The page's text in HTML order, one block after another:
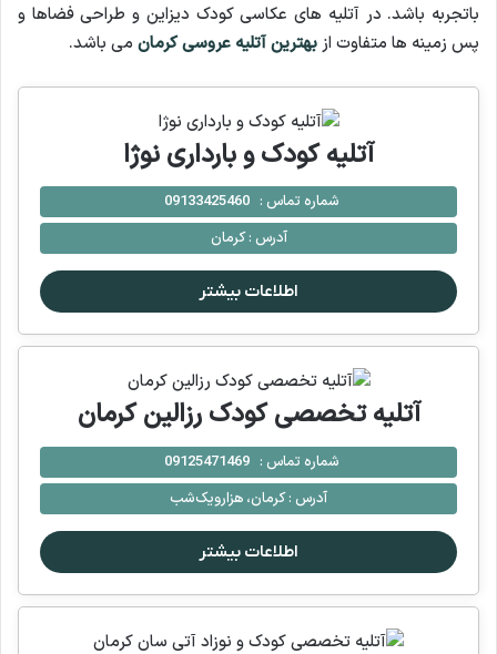
باتجربه باشد. در آتلیه های عکاسی کودک دیزاین و طراحی فضاها و
پس زمینه ها متفاوت از بهترین آتلیه عروسی کرمان می باشد.
آتليه کودک و بارداری نوژا
شماره تماس : 09133425460
آدرس : کرمان
اطلاعات بیشتر
آتلیه تخصصی کودک رزالین کرمان
شماره تماس : 09125471469
آدرس : کرمان، هزارویک‌شب
اطلاعات بیشتر